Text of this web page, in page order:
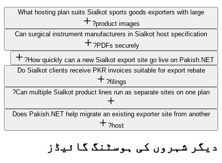
What hosting plan suits Sialkot sports goods exporters with large
product images?
Can surgical instrument manufacturers in Sialkot host specification
PDFs securely?
How quickly can a new Sialkot export site go live on Pakish.NET?
Do Sialkot clients receive PKR invoices suitable for export rebate
filings?
Can multiple Sialkot product lines run as separate sites on one plan?
Does Pakish.NET help migrate an existing exporter site from another
host?
دیگر شہروں کی ہوسٹنگ گائیڈز